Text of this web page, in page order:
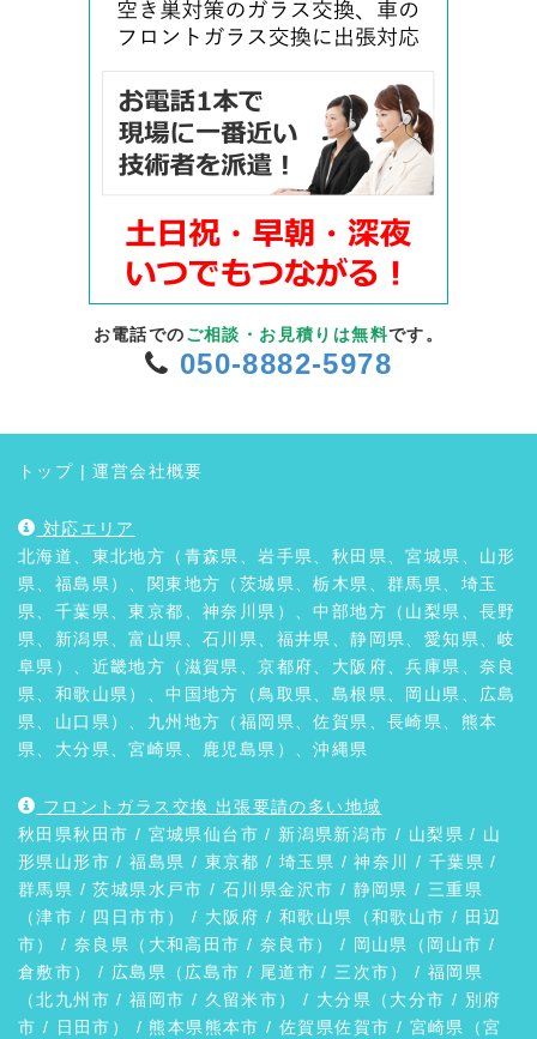
お電話での ご相談・お見積りは無料です。
050-8882-5978
トップ |運営会社概要
対応エリア
北海道、東北地方（青森県、岩手県、秋田県、宮城県、山形
県、福島県）、関東地方（茨城県、栃木県、群馬県、埼玉
県、千葉県、東京都、神奈川県）、中部地方（山梨県、長野
県、新潟県、富山県、石川県、福井県、静岡県、愛知県、岐
阜県）、近畿地方（滋賀県、京都府、大阪府、兵庫県、奈良
県、和歌山県）、中国地方（鳥取県、島根県、岡山県、広島
県、山口県）、九州地方（福岡県、佐賀県、長崎県、熊本
県、大分県、宮崎県、鹿児島県）、沖縄県
フロントガラス交換 出張要請の多い地域
秋田県秋田市 / 宮城県仙台市 / 新潟県新潟市 / 山梨県 / 山
形県 山形市 /福島県 / 東京都 / 埼玉県 / 神奈川 / 千葉県 /
群馬県 / 茨城県水戸市 / 石川県金沢市 / 静岡県 / 三重県
（津市 / 四日市市） / 大阪府 / 和歌山県（和歌山市 / 田辺
市） / 奈良県（ 大和高田市 / 奈良市） / 岡山県（ 岡山市 /
倉敷市） / 広島県（ 広島市 / 尾道市 / 三次市） / 福岡県
（北九州市 /福岡市 / 久留米市） / 大分県（ 大分市 / 別府
市 / 日田市 ） / 熊本県熊本市 / 佐賀県佐賀市 / 宮崎県（宮